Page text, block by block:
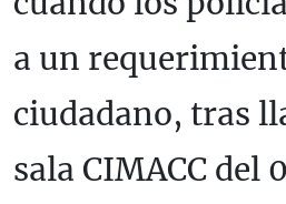
a un
ciudadano, tras
sala CIMACC del